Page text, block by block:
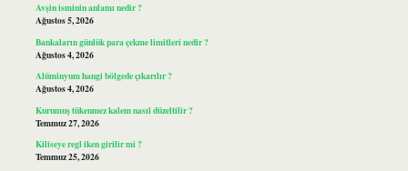
Avşin isminin anlamı nedir ?
Ağustos 5, 2026
Bankaların günlük para çekme limitleri nedir ?
Ağustos 4, 2026
Alüminyum hangi bölgede çıkarılır ?
Ağustos 4, 2026
Kurumuş tükenmez kalem nasıl düzeltilir ?
Temmuz 27, 2026
Kiliseye regl iken girilir mi ?
Temmuz 25, 2026